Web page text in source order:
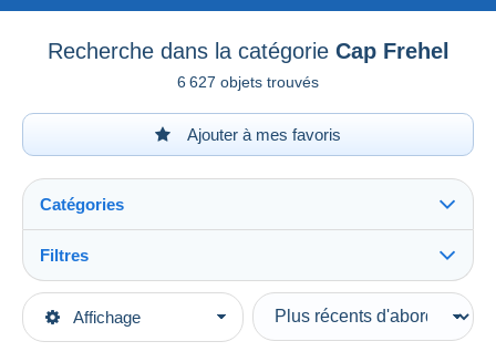
Recherche dans la catégorie Cap Frehel
6 627 objets trouvés
Ajouter à mes favoris
Affichage
Catégories
Catégories principales
Filtres
Types de vente
En cours